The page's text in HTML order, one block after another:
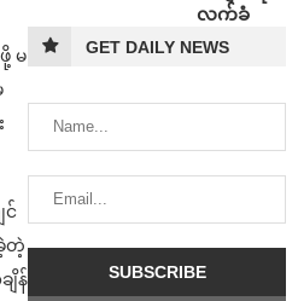
မ
င်
ခဲ့တဲ့
န်
လက်ခံ
GET DAILY NEWS